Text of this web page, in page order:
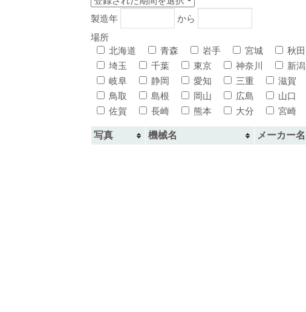
製造年
から
場所
北海道
青森 岩手 宮城 秋田
埼玉
千葉 東京 神奈川 新潟
岐阜
静岡 愛知 三重 滋賀
鳥取
島根 岡山 広島 山口
佐賀
長崎 熊本 大分 宮崎
写真 機械名 メーカー名